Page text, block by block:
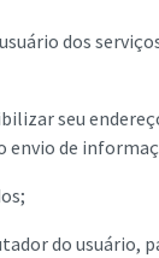
dos
seu
envio de
do usuário,